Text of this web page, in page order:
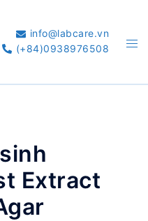
info@labcare.vn
(+84)0938976508
Extract